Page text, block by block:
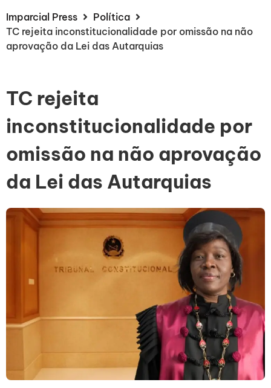
Imparcial Press
Política
TC rejeita inconstitucionalidade por omissão na não
aprovação da Lei das Autarquias
TC rejeita
inconstitucionalidade por
omissão na não aprovação
da Lei das Autarquias